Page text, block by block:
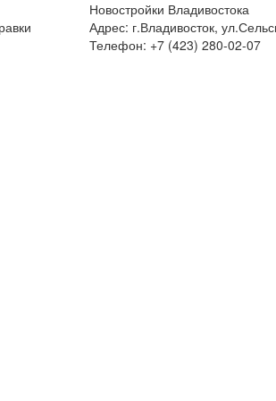
Новостройки Владивостока
Адрес: г.Владивосток,
Телефон: +7 (423) 280-02-07